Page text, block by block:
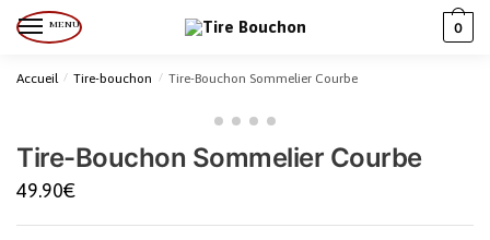
MENU 0
Accueil / Tire-bouchon / Tire-Bouchon Sommelier Courbe
Tire-Bouchon Sommelier Courbe
49.90€